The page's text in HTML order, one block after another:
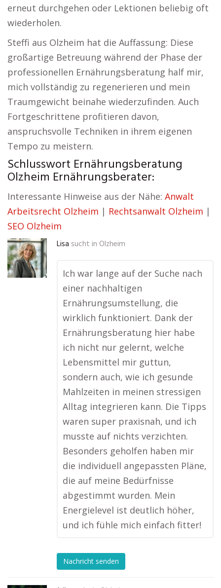
erneut durchgehen oder Lektionen beliebig oft
wiederholen.
Steffi aus Olzheim hat die Auffassung: Diese
großartige Betreuung während der Phase der
professionellen Ernährungsberatung half mir,
mich vollständig zu regenerieren und mein
Traumgewicht beinahe wiederzufinden. Auch
Fortgeschrittene profitieren davon,
anspruchsvolle Techniken in ihrem eigenen
Tempo zu meistern.
Schlusswort Ernährungsberatung
Olzheim Ernährungsberater:
Interessante Hinweise aus der Nähe: Anwalt
Arbeitsrecht Olzheim | Rechtsanwalt Olzheim |
SEO Olzheim
Lisa sucht in Olzheim
Ich war lange auf der Suche nach
einer nachhaltigen
Ernährungsumstellung, die
wirklich funktioniert. Dank der
Ernährungsberatung hier habe
ich nicht nur gelernt, welche
Lebensmittel mir guttun,
sondern auch, wie ich gesunde
Mahlzeiten in meinen stressigen
Alltag integrieren kann. Die Tipps
waren super praxisnah, und ich
musste auf nichts verzichten.
Besonders geholfen haben mir
die individuell angepassten Pläne,
die auf meine Bedürfnisse
abgestimmt wurden. Mein
Energielevel ist deutlich höher,
und ich fühle mich einfach fitter!
Nachricht senden